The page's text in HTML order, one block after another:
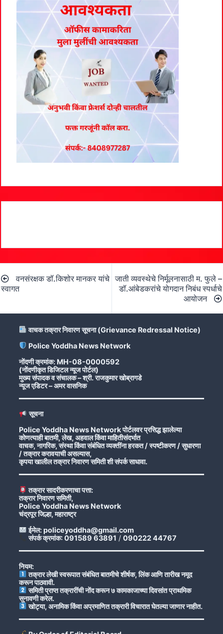
navigation
वनसंरक्षक डॉ.किशोर मानकर यांचे
स्वागत
जाती व्यवस्थेचे निर्मूलनासाठी म. फुले –
डॉ.आंबेडकरांचे योगदान निबंध स्पर्धाचे
आयोजन
वाचक तक्रार निवारण सूचना (Grievance Redressal Notice)
Police Yoddha News Network
नोंदणी क्रमांक: MH-08-0000592
(नोंदणीकृत डिजिटल न्यूज पोर्टल)
मुख्य संपादक व संचालक – श्री. राजकुमार खोब्रागडे
न्यूज एडिटर – अमर वासनिक
सूचना
Police Yoddha News Network पोर्टलवर प्रसिद्ध झालेल्या
कोणत्याही बातमी, लेख, अहवाल किंवा माहितीसंदर्भात
वाचक, नागरिक, संस्था किंवा संबंधित व्यक्तींना हरकत / स्पष्टीकरण / सुधारणा
/ तक्रार करावयाची असल्यास,
कृपया खालील तक्रार निवारण समिती शी संपर्क साधावा.
तक्रार सादरीकरणाचा पत्ता:
तक्रार निवारण समिती,
Police Yoddha News Network
चंद्रपूर जिल्हा, महाराष्ट्र
ईमेल: policeyoddha@gmail.com
संपर्क क्रमांक: 091589 63891 / 090222 44767
नियम:
तक्रार लेखी स्वरूपात संबंधित बातमीचे शीर्षक, लिंक आणि तारीख नमूद
करून पाठवावी.
समिती प्राप्त तक्रारींची नोंद करून ७ कामकाजाच्या दिवसांत प्राथमिक
सुनावणी करेल.
खोट्या, अनामिक किंवा अप्रमाणित तक्रारी विचारात घेतल्या जाणार नाहीत.